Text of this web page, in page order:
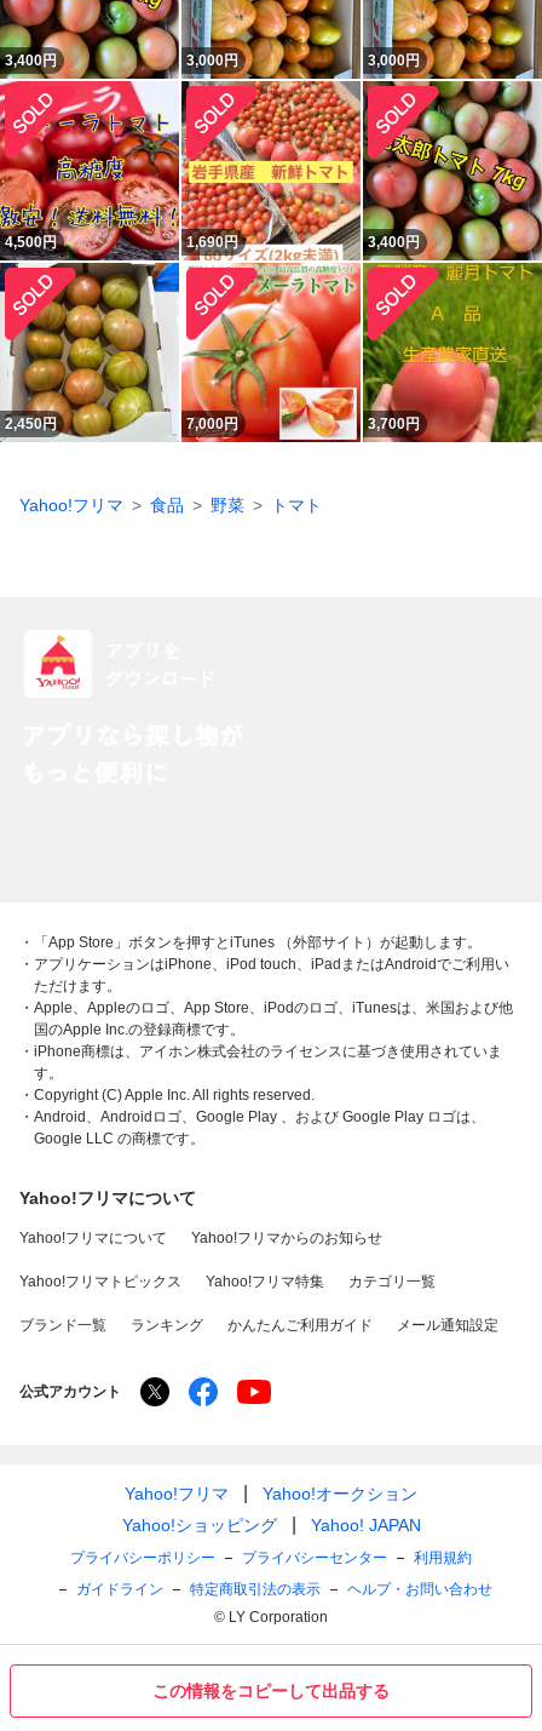
この情報をコピーして出品する
3,400円 3,000円 3,000円
4,500円 1,690円 3,400円
2,450円 7,000円 3,700円
Yahoo!フリマ 食品 野菜 トマト
・「App Store」ボタンを押すとiTunes （外部サイト）が起動します。
・アプリケーションはiPhone、iPod touch、iPadまたはAndroidでご利用い
ただけます。
・Apple、Appleのロゴ、App Store、iPodのロゴ、iTunesは、米国および他
国のApple Inc.の登録商標です。
・iPhone商標は、アイホン株式会社のライセンスに基づき使用されていま
す。
・Copyright (C) Apple Inc. All rights reserved.
・Android、Androidロゴ、Google Play 、および Google Play ロゴは、
Google LLC の商標です。
Yahoo!フリマについて
Yahoo!フリマについて Yahoo!フリマからのお知らせ
Yahoo!フリマトピックス Yahoo!フリマ特集 カテゴリ一覧
ブランド一覧 ランキング かんたんご利用ガイド メール通知設定
公式アカウント
Yahoo!フリマ
Yahoo!オークション
Yahoo!ショッピング
Yahoo! JAPAN
プライバシーポリシー プライバシーセンター
利用規約
ガイドライン
特定商取引法の表示
ヘルプ・お問い合わせ
© LY Corporation